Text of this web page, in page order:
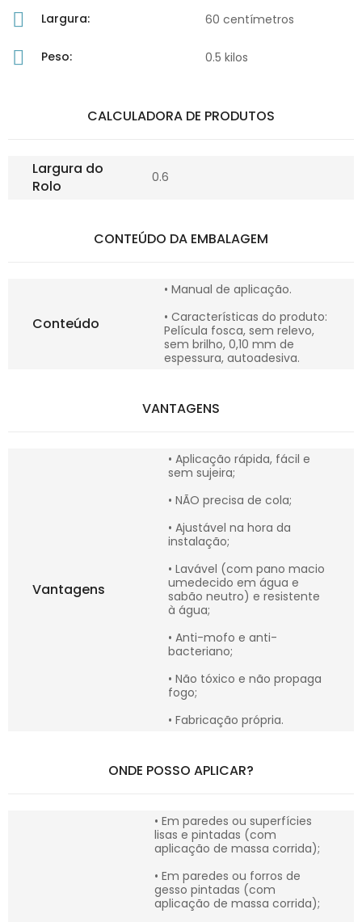
Largura: 60 centímetros
Peso: 0.5 kilos
CALCULADORA DE PRODUTOS
Largura do
Rolo
0.6
CONTEÚDO DA EMBALAGEM
Conteúdo
• Manual de aplicação.
• Características do produto:
Película fosca, sem relevo,
sem brilho, 0,10 mm de
espessura, autoadesiva.
VANTAGENS
Vantagens
• Aplicação rápida, fácil e
sem sujeira;
• NÃO precisa de cola;
• Ajustável na hora da
instalação;
• Lavável (com pano macio
umedecido em água e
sabão neutro) e resistente
à água;
• Anti-mofo e anti-
bacteriano;
• Não tóxico e não propaga
fogo;
• Fabricação própria.
ONDE POSSO APLICAR?
• Em paredes ou superfícies
lisas e pintadas (com
aplicação de massa corrida);
• Em paredes ou forros de
gesso pintadas (com
aplicação de massa corrida);